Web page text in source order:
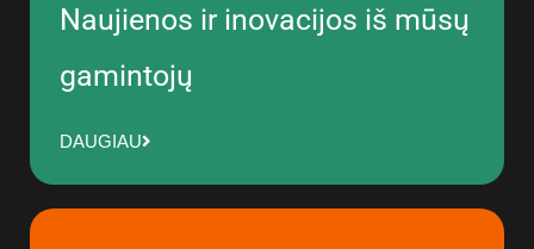
Naujienos ir inovacijos iš mūsų
gamintojų
DAUGIAU